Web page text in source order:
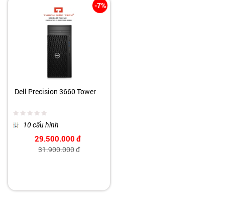
-7%
Dell Precision 3660 Tower
10 cấu hình
29.500.000 đ
31.900.000đ